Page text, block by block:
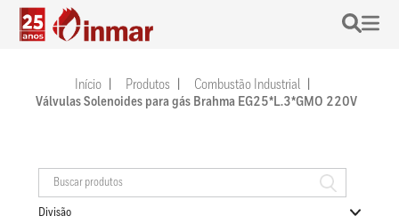
Início Produtos
Combustão Industrial
Válvulas Solenoides para gás Brahma EG25*L.3*GMO 220V
Divisão